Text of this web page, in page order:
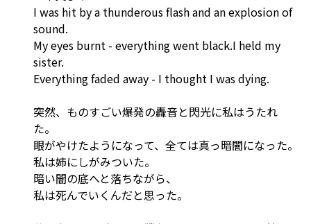
I was hit by a thunderous flash and an explosion of
sound.
My eyes burnt - everything went black.I held my
sister.
Everything faded away - I thought I was dying.
突然、ものすごい爆発の轟音と閃光に私はうたれ
た。
眼がやけたようになって、全ては真っ暗闇になった。
私は姉にしがみついた。
暗い闇の底へと落ちながら、
私は死んでいくんだと思った。